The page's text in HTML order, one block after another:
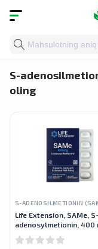
Bosh sahifa
S-
oling
S-ADENOSILMETIONIN
Life Extension, SAMe, S-
adenosylmetionin, 400
vegetarian tabletkalari